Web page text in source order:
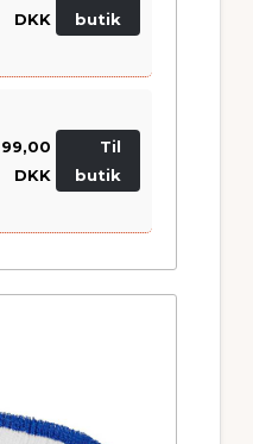
DKK butik
99,00
DKK
Til
butik